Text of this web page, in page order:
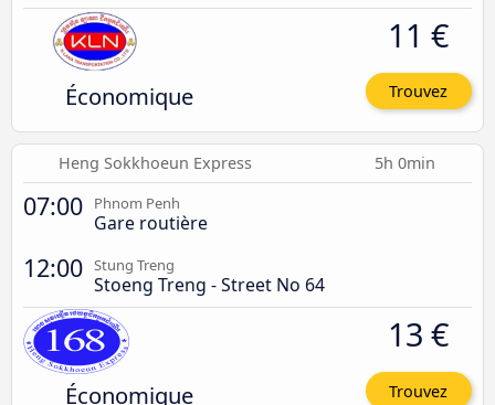
Économique
11 €
Trouvez
Heng Sokkhoeun Express 5h 0min
07:00 Phnom Penh
Gare routière
12:00 Stung Treng
Stoeng Treng - Street No 64
Économique
13 €
Trouvez